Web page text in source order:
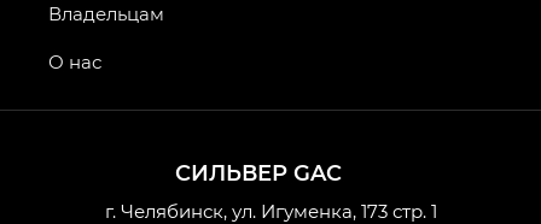
GS4 — Джи Эс 4 (GS4) в комплектациях Джи Би
привод — GB AWD, Джи Эль Полный привод —
Джи Икс ПРЕМИУМ — GX PREMIUM, ЛАУНЖ —
LOUNGE
СИЛЬВЕР GAC
г. Челябинск, ул. Игуменка, 173 стр. 1
Владельцам
О нас